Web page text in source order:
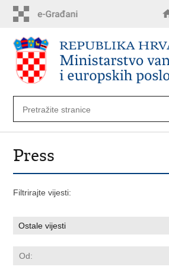
sadržaj
Press
Filtrirajte vijesti: